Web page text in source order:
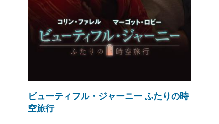
ビューティフル・ジャーニー ふたりの時
空旅行